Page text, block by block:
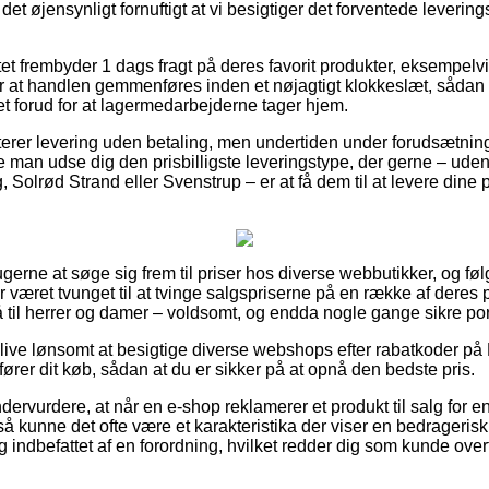
øjensynligt fornuftigt at vi besigtiger det forventede
frembyder 1 dags fragt på deres favorit produkter,
at handlen gemmenføres inden et nøjagtigt klokkeslæt,
forud for at lagermedarbejderne tager hjem.
levering uden betaling, men undertiden under
man udse dig den prisbilligste leveringstype, der gerne –
Solrød Strand eller Svenstrup – er at få dem til at levere dine
at søge sig frem til priser hos diverse webbutikker, og
været tvunget til at tvinge salgspriserne på en række af deres
herrer og damer – voldsomt, og endda nogle gange sikre
lønsomt at besigtige diverse webshops efter rabatkoder på
dit køb, sådan at du er sikker på at opnå den bedste pris.
at når en e-shop reklamerer et produkt til salg for
kunne det ofte være et karakteristika der viser en
indbefattet af en forordning, hvilket redder dig som kunde